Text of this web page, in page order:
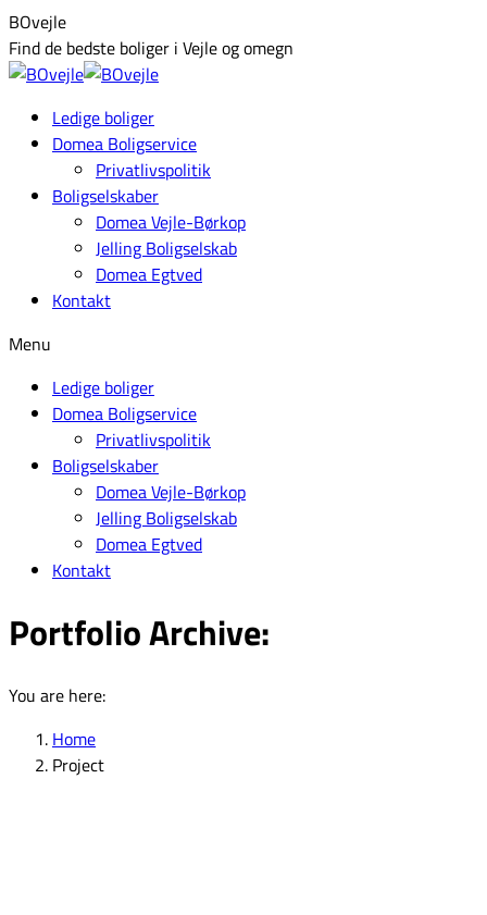
Skip
to
content
Facebook
page
opens
new
window
BOvejle
Find de bedste boliger i Vejle og omegn
Ledige boliger
Domea Boligservice
Privatlivspolitik
Boligselskaber
Domea Vejle-Børkop
Jelling Boligselskab
Domea Egtved
Kontakt
Menu
Ledige boliger
Domea Boligservice
Privatlivspolitik
Boligselskaber
Domea Vejle-Børkop
Jelling Boligselskab
Domea Egtved
Kontakt
Portfolio Archive:
You are here:
Home
Project